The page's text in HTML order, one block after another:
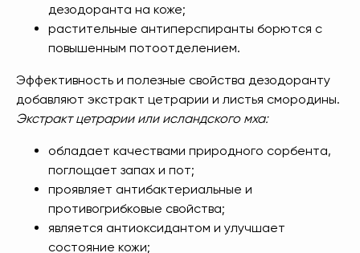
дезодоранта на коже;
растительные антиперспиранты борются с
повышенным потоотделением.
Эффективность и полезные свойства дезодоранту
добавляют экстракт цетрарии и листья смородины.
Экстракт цетрарии или исландского мха:
обладает качествами природного сорбента,
поглощает запах и пот;
проявляет антибактериальные и
противогрибковые свойства;
является антиоксидантом и улучшает
состояние кожи;